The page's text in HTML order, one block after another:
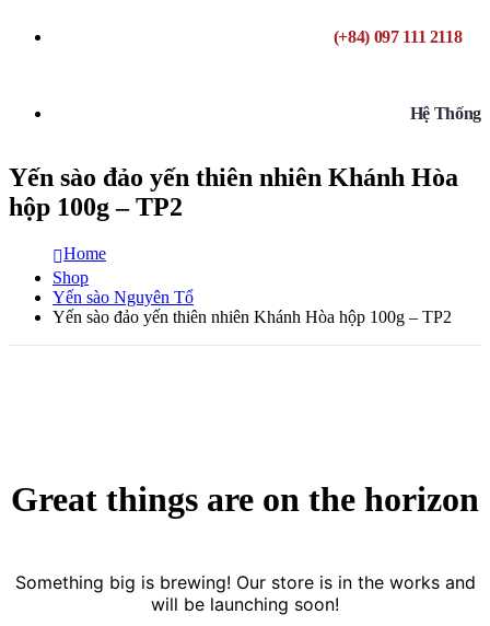
(+84) 097 111 2118
Hệ Thống
Yến sào đảo yến thiên nhiên Khánh Hòa
hộp 100g – TP2
Home
Shop
Yến sào Nguyên Tổ
Yến sào đảo yến thiên nhiên Khánh Hòa hộp 100g – TP2
Great things are on the horizon
Something big is brewing! Our store is in the works and
will be launching soon!